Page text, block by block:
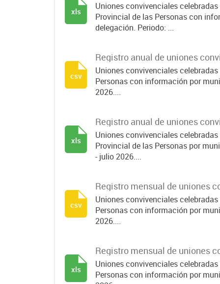
Uniones convivenciales
Provincial de las Personas con
delegación. Periodo: ...
xls
Registro anual de uniones
Uniones convivenciales
Personas con información por
2026....
csv
Registro anual de uniones
Uniones convivenciales
Provincial de las Personas por
- julio 2026....
xls
Registro mensual de uniones
Uniones convivenciales
Personas con información por
2026....
csv
Registro mensual de uniones
Uniones convivenciales
Personas con información por
xls